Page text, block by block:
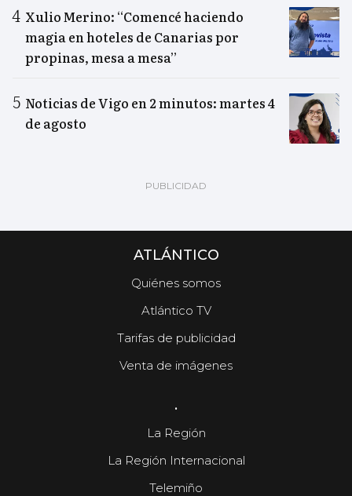
Xulio Merino: “Comencé haciendo
magia en hoteles de Canarias por
propinas, mesa a mesa”
Noticias de Vigo en 2 minutos: martes 4
de agosto
ATLÁNTICO
Quiénes somos
Atlántico TV
Tarifas de publicidad
Venta de imágenes
.
La Región
La Región Internacional
Telemiño